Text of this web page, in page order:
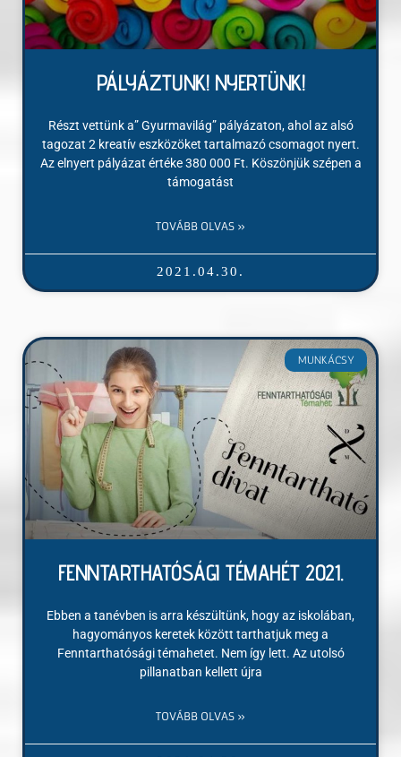
PÁLYÁZTUNK! NYERTÜNK!
Részt vettünk a” Gyurmavilág” pályázaton, ahol az alsó
tagozat 2 kreatív eszközöket tartalmazó csomagot nyert.
Az elnyert pályázat értéke 380 000 Ft. Köszönjük szépen a
támogatást
TOVÁBB OLVAS »
2021.04.30.
MUNKÁCSY
FENNTARTHATÓSÁGI TÉMAHÉT 2021.
Ebben a tanévben is arra készültünk, hogy az iskolában,
hagyományos keretek között tarthatjuk meg a
Fenntarthatósági témahetet. Nem így lett. Az utolsó
pillanatban kellett újra
TOVÁBB OLVAS »